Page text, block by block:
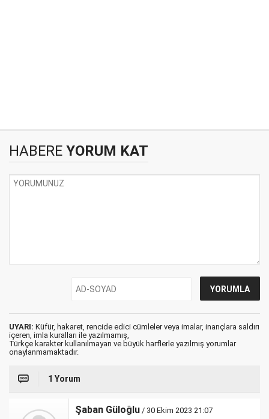
HABERE YORUM KAT
UYARI: Küfür, hakaret, rencide edici cümleler veya imalar, inançlara saldırı
içeren, imla kuralları ile yazılmamış,
Türkçe karakter kullanılmayan ve büyük harflerle yazılmış yorumlar
onaylanmamaktadır.
1 Yorum
Şaban Güloğlu / 30 Ekim 2023 21:07